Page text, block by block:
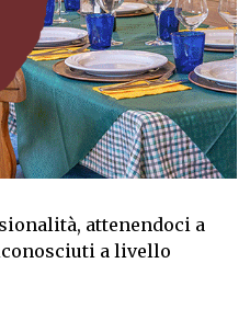
attenendoci a
a livello